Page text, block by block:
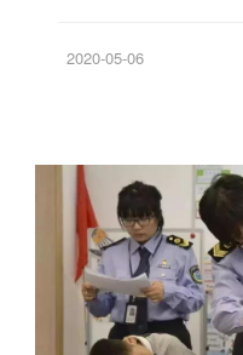
2020-05-06